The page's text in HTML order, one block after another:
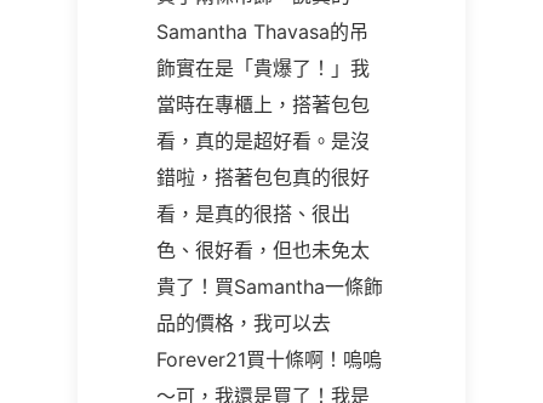
Samantha Thavasa的吊
飾實在是「貴爆了！」我
當時在專櫃上，搭著包包
看，真的是超好看。是沒
錯啦，搭著包包真的很好
看，是真的很搭、很出
色、很好看，但也未免太
貴了！買Samantha一條飾
品的價格，我可以去
Forever21買十條啊！嗚嗚
～可，我還是買了！我是